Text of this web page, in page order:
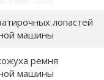
лопастей
машины
ремня
машины